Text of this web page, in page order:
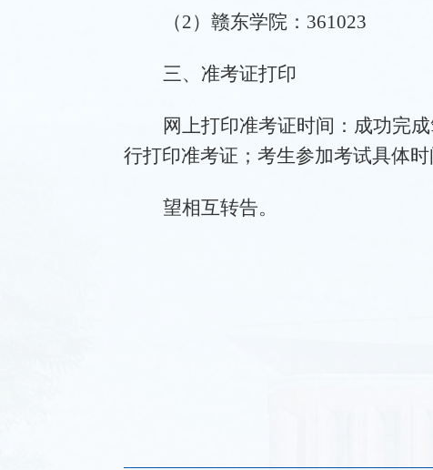
（2） 赣东学院： 361023
三、 准考证打印
网上打印准考证时间： 成功完
行打印准考证；考生参加考试具体时
望相互转告。